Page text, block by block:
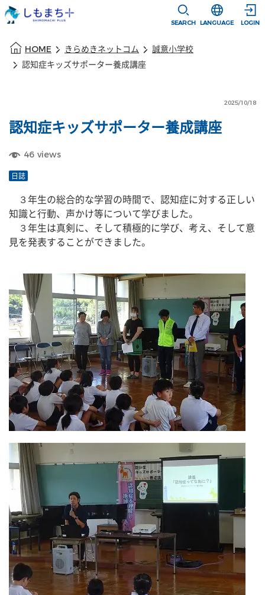
SEARCH
選択すると言
LANGUAGE LOGIN
HOME きらめきネットコム
誠意小学校
認知症キッズサポーター養成講座
2025/10/18
認知症キッズサポーター養成講座
46 views
日誌
３年生の総合的な学習の時間で、認知症に対する正しい
知識と行動、声かけ等について学びました。
３年生は真剣に、そして積極的に学び、考え、そして意
見を発表することができました。